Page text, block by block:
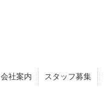
会社案内 スタッフ募集